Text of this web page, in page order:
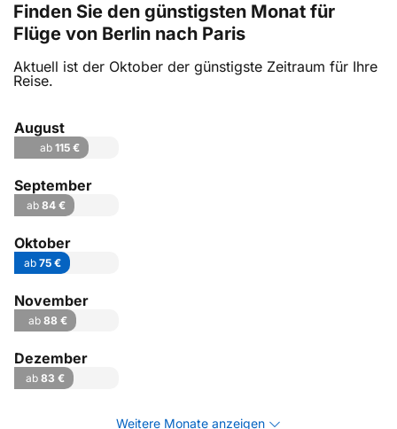
Finden Sie den günstigsten Monat für
Flüge von Berlin nach Paris
Aktuell ist der Oktober der günstigste Zeitraum für Ihre
Reise.
August
ab115 €
September
ab 84 €
Oktober
ab 75 €
November
ab 88 €
Dezember
ab 83 €
Weitere Monate anzeigen